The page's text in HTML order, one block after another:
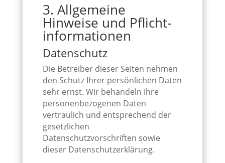
3. Allgemeine
Hinweise und Pflicht­
informationen
Datenschutz
Die Betreiber dieser Seiten nehmen
den Schutz Ihrer persönlichen Daten
sehr ernst. Wir behandeln Ihre
personenbezogenen Daten
vertraulich und entsprechend der
gesetzlichen
Datenschutzvorschriften sowie
dieser Datenschutzerklärung.